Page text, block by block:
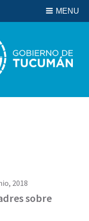
MENU
2018
sobre